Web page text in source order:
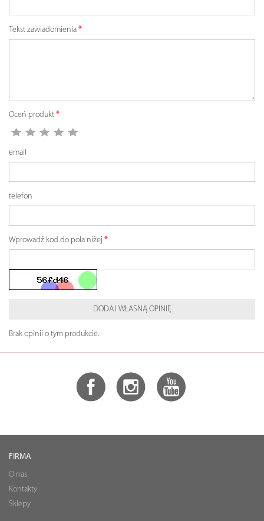
Tekst zawiadomienia
Oceń produkt
email
telefon
Wprowadź kod do pola niżej
DODAJ WŁASNĄ OPINIĘ
Brak opinii o tym produkcie.
FIRMA
O nas
Kontakty
Sklepy